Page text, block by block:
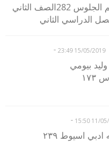
نتيجتي رقم الجلوس 282الصف الثاني
الدراسي الثاني
15/05/2019 23:49
-
بيومي
11/05/
-
ادبي اسيوط ٢٣٩